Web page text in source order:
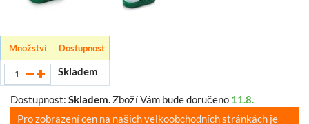
Množství Dostupnost
Skladem
Dostupnost: Skladem. Zboží Vám bude doručeno 11.8.
Pro zobrazení cen na našich velkoobchodních stránkách je